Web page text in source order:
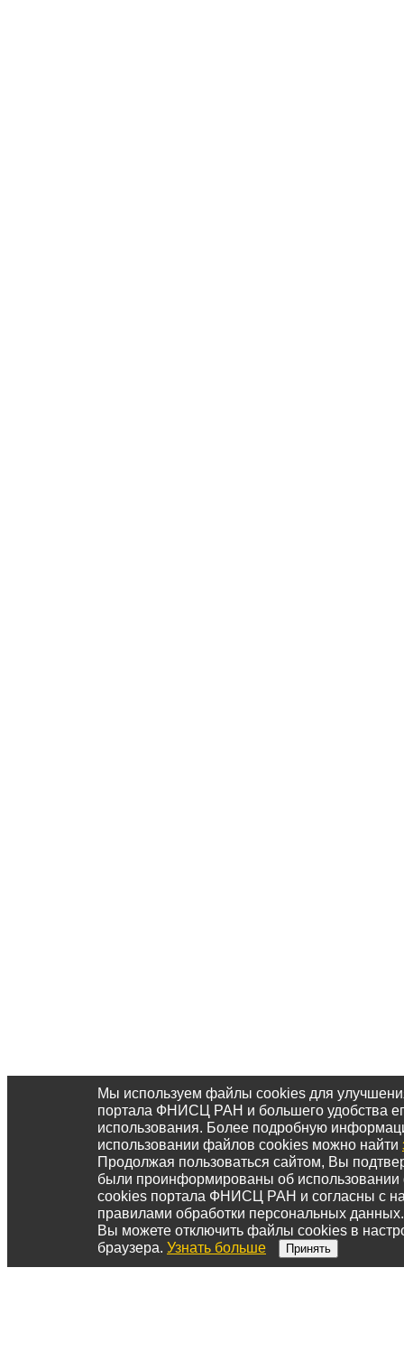
Мы используем файлы cookies для
портала ФНИСЦ РАН и большего удобства
использования. Более подробную
использовании файлов cookies можно найти
Продолжая пользоваться сайтом, Вы
были проинформированы об
cookies портала ФНИСЦ РАН и согласны с
правилами обработки персональных данных.
Вы можете отключить файлы cookies в
браузера. Узнать больше Принять